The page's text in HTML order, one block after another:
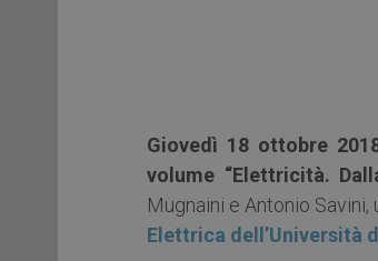
Giovedì 18 ottobre
volume “Elettricità.
Mugnaini e Antonio
Elettrica dell’Università